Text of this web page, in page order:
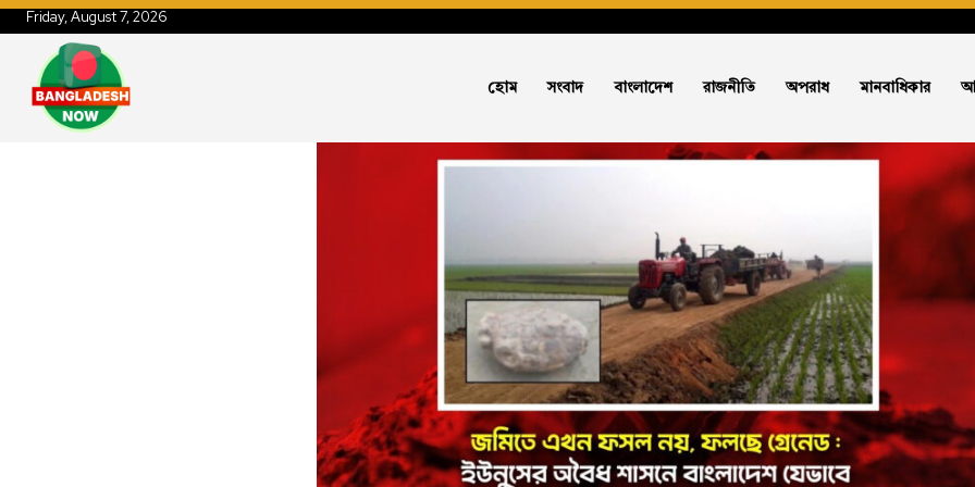
Friday, August 7, 2026
হোম সংবাদ বাংলাদেশ রাজনীতি অপরাধ মানবাধিকার